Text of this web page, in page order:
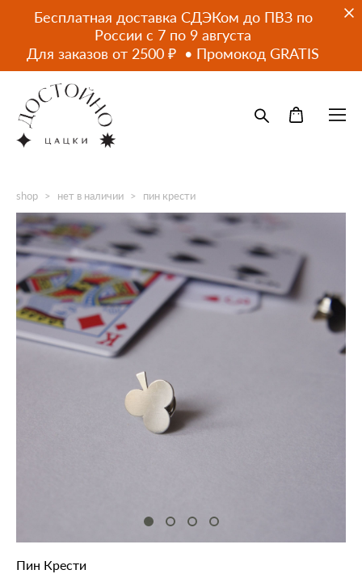
Бесплатная доставка СДЭКом до ПВЗ по
России с 7 по 9 августа
Для заказов от 2500 ₽ • Промокод GRATIS
shop > нет в наличии > пин крести
Пин Крести